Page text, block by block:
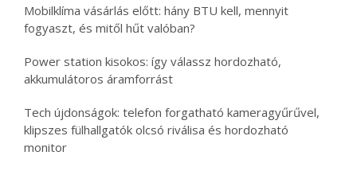
Mobilklíma vásárlás előtt: hány BTU kell, mennyit
fogyaszt, és mitől hűt valóban?
Power station kisokos: így válassz hordozható,
akkumulátoros áramforrást
Tech újdonságok: telefon forgatható kameragyűrűvel,
klipszes fülhallgatók olcsó riválisa és hordozható
monitor